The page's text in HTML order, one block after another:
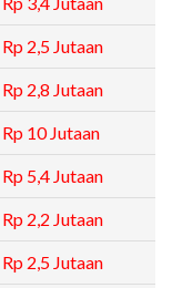
Rp 2,5 Jutaan
Rp 2,8 Jutaan
Rp 10 Jutaan
Rp 5,4 Jutaan
Rp 2,2 Jutaan
Rp 2,5 Jutaan